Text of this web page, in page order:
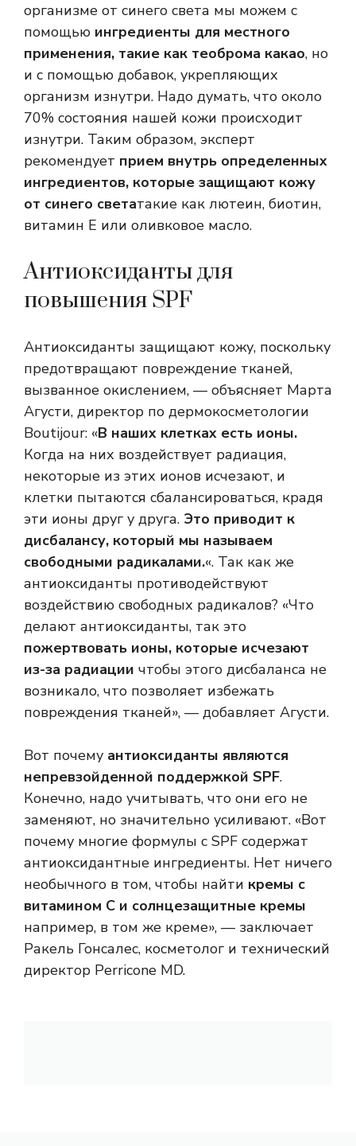
организме от синего света мы можем с
помощью ингредиенты для местного
применения, такие как теоброма какао, но
и с помощью добавок, укрепляющих
организм изнутри. Надо думать, что около
70% состояния нашей кожи происходит
изнутри. Таким образом, эксперт
рекомендует прием внутрь определенных
ингредиентов, которые защищают кожу
от синего светатакие как лютеин, биотин,
витамин Е или оливковое масло.
Антиоксиданты для
повышения SPF
Антиоксиданты защищают кожу, поскольку
предотвращают повреждение тканей,
вызванное окислением, — объясняет Марта
Агусти, директор по дермокосметологии
Boutijour: «В наших клетках есть ионы.
Когда на них воздействует радиация,
некоторые из этих ионов исчезают, и
клетки пытаются сбалансироваться, крадя
эти ионы друг у друга. Это приводит к
дисбалансу, который мы называем
свободными радикалами.«. Так как же
антиоксиданты противодействуют
воздействию свободных радикалов? «Что
делают антиоксиданты, так это
пожертвовать ионы, которые исчезают
из-за радиации чтобы этого дисбаланса не
возникало, что позволяет избежать
повреждения тканей», — добавляет Агусти.
Вот почему антиоксиданты являются
непревзойденной поддержкой SPF.
Конечно, надо учитывать, что они его не
заменяют, но значительно усиливают. «Вот
почему многие формулы с SPF содержат
антиоксидантные ингредиенты. Нет ничего
необычного в том, чтобы найти кремы с
витамином С и солнцезащитные кремы
например, в том же креме», — заключает
Ракель Гонсалес, косметолог и технический
директор Perricone MD.